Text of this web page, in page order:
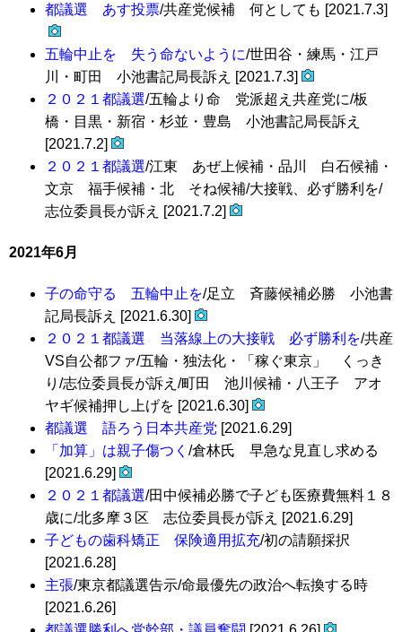
都議選 あす投票/共産党候補 何としても [2021.7.3]
五輪中止を 失う命ないように/世田谷・練馬・江戸
川・町田 小池書記局長訴え [2021.7.3]
２０２１都議選/五輪より命 党派超え共産党に/板
橋・目黒・新宿・杉並・豊島 小池書記局長訴え
[2021.7.2]
２０２１都議選/江東 あぜ上候補・品川 白石候補・
文京 福手候補・北 そね候補/大接戦、必ず勝利を/
志位委員長が訴え [2021.7.2]
2021年6月
子の命守る 五輪中止を/足立 斉藤候補必勝 小池書
記局長訴え [2021.6.30]
２０２１都議選 当落線上の大接戦 必ず勝利を/共産
VS自公都ファ/五輪・独法化・「稼ぐ東京」 くっき
り/志位委員長が訴え/町田 池川候補・八王子 アオ
ヤギ候補押し上げを [2021.6.30]
都議選 語ろう日本共産党 [2021.6.29]
「加算」は親子傷つく /倉林氏 早急な見直し求める
[2021.6.29]
２０２１都議選/田中候補必勝で子ども医療費無料１８
歳に/北多摩３区 志位委員長が訴え [2021.6.29]
子どもの歯科矯正 保険適用拡充/初の請願採択
[2021.6.28]
主張/東京都議選告示/命最優先の政治へ転換する時
[2021.6.26]